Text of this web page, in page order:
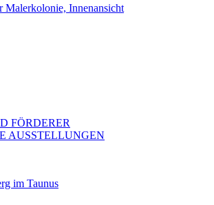
FÖRDERER
AUSSTELLUNGEN